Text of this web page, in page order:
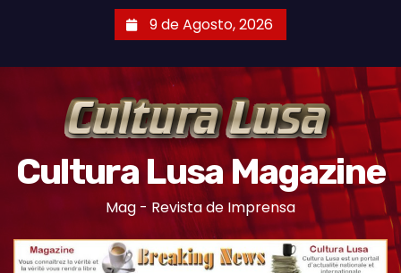
9 de Agosto, 2026
Cultura Lusa Magazine
Mag - Revista de Imprensa